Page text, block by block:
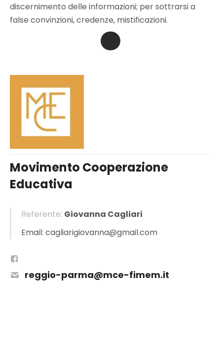
discernimento delle informazioni; per sottrarsi a
false convinzioni, credenze, mistificazioni.
Movimento Cooperazione
Educativa
Referente: Giovanna Cagliari
Email: cagliarigiovanna@gmail.com
reggio-parma@mce-fimem.it